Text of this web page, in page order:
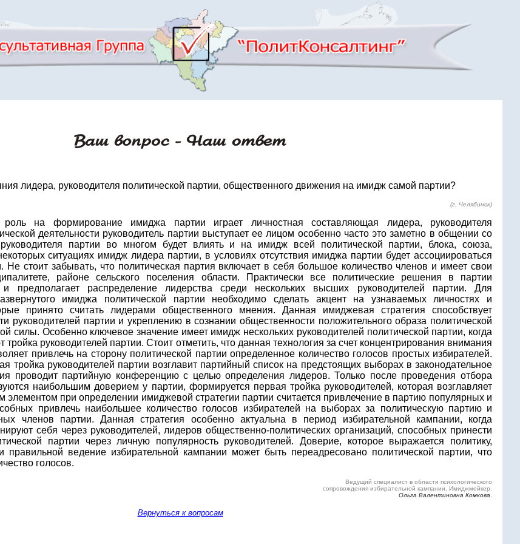
лидера, руководителя политической партии, общественного движения на имидж самой партии?
(г. Челябинск)
на формирование имиджа партии играет личностная составляющая лидера, руководителя
деятельности руководитель партии выступает ее лицом особенно часто это заметно в общении со
партии во многом будет влиять и на имидж всей политической партии, блока, союза,
ситуациях имидж лидера партии, в условиях отсутствия имиджа партии будет ассоциироваться
Не стоит забывать, что политическая партия включает в себя большое количество членов и имеет свои
районе сельского поселения области. Практически все политические решения в партии
и предполагает распределение лидерства среди нескольких высших руководителей партии. Для
имиджа политической партии необходимо сделать акцент на узнаваемых личностях и
принято считать лидерами общественного мнения. Данная имиджевая стратегия способствует
руководителей партии и укреплению в сознании общественности положительного образа политической
силы. Особенно ключевое значение имеет имидж нескольких руководителей политической партии, когда
тройка руководителей партии. Стоит отметить, что данная технология за счет концентрирования внимания
привлечь на сторону политической партии определенное количество голосов простых избирателей.
тройка руководителей партии возглавит партийный список на предстоящих выборах в законодательное
проводит партийную конференцию с целью определения лидеров. Только после проведения отбора
наибольшим доверием у партии, формируется первая тройка руководителей, которая возглавляет
при определении имиджевой стратегии партии считается привлечение в партию популярных и
привлечь наибольшее количество голосов избирателей на выборах за политическую партию и
членов партии. Данная стратегия особенно актуальна в период избирательной кампании, когда
себя через руководителей, лидеров общественно-политических организаций, способных принести
партии через личную популярность руководителей. Доверие, которое выражается политику,
правильной ведение избирательной кампании может быть переадресовано политической партии, что
голосов.
Ведущий специалист в области психологического
сопровождения избирательной кампании. Имиджмейкер.
Ольга Валентиновна Комкова
Вернуться к вопросам